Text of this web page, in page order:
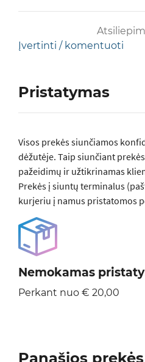
Įvertinti / komentuoti
Pristatymas
Visos prеkės siunčiamos
dėžutėje. Taip siunčiant
pažeidimų ir užtikrinamas
Prekės į siuntų terminalus
kurjeriu į namus pristatomos
Nemokamas
Perkant nuo € 20,00
Panašios prekės